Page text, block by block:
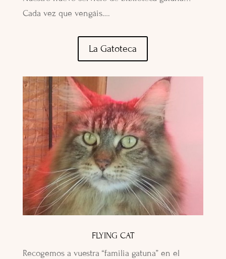
Cada vez que vengáis….
La Gatoteca
FLYING CAT
Recogemos a vuestra “familia gatuna” en el